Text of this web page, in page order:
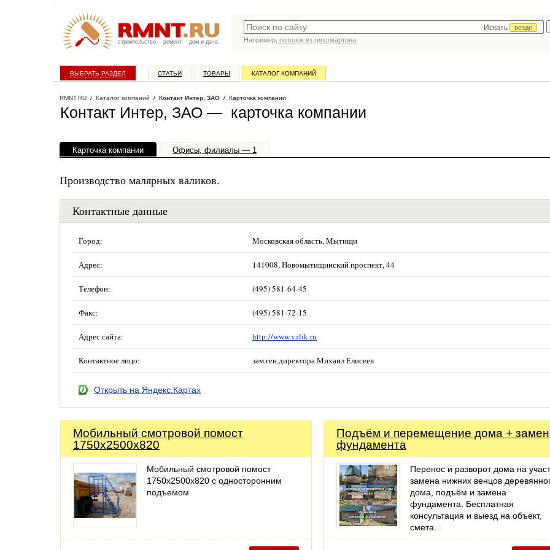
строительство ремонт дом и дача
Искать
везде
Например, потолок из гипсокартона
ВЫБРАТЬ РАЗДЕЛ СТАТЬИ ТОВАРЫ КАТАЛОГ КОМПАНИЙ
RMNT.RU / Каталог компаний / Контакт Интер, ЗАО / Карточка компании
Контакт Интер, ЗАО — карточка компании
Карточка компании Офисы, филиалы — 1
Производство малярных валиков.
Контактные данные
Город: Московская область, Мытищи
Адрес: 141008, Новомытищинский проспект, 44
Телефон: (495) 581-64-45
Факс: (495) 581-72-15
Адрес сайта: http://www.valik.ru
Контактное лицо: зам.ген.директора Михаил Елисеев
Открыть на Яндекс.Картах
Мобильный смотровой помост
1750х2500х820
Мобильный смотровой помост
1750х2500х820 с односторонним
подъемом
Подъём и перемещение дома +
фундамента
Перенос и разворот дома на
замена нижних венцов
дома, подъём и замена
фундамента. Бесплатная
консультация и выезд на объект,
смета…